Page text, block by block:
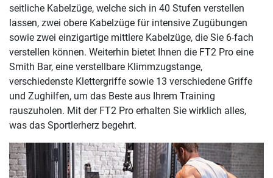
seitliche Kabelzüge, welche sich in 40 Stufen verstellen
lassen, zwei obere Kabelzüge für intensive Zugübungen
sowie zwei einzigartige mittlere Kabelzüge, die Sie 6-fach
verstellen können. Weiterhin bietet Ihnen die FT2 Pro eine
Smith Bar, eine verstellbare Klimmzugstange,
verschiedenste Klettergriffe sowie 13 verschiedene Griffe
und Zughilfen, um das Beste aus Ihrem Training
rauszuholen. Mit der FT2 Pro erhalten Sie wirklich alles,
was das Sportlerherz begehrt.